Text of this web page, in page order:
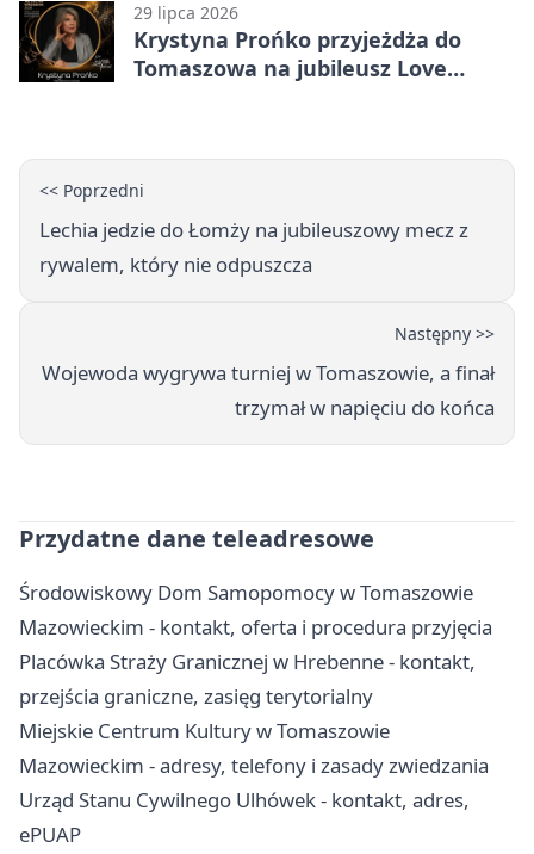
29 lipca 2026
Krystyna Prońko przyjeżdża do
Tomaszowa na jubileusz Love
<< Poprzedni
Lechia jedzie do Łomży na jubileuszowy mecz z
rywalem, który nie odpuszcza
Następny >>
Wojewoda wygrywa turniej w Tomaszowie, a finał
trzymał w napięciu do końca
Przydatne dane teleadresowe
Środowiskowy Dom Samopomocy w Tomaszowie
Mazowieckim - kontakt, oferta i procedura przyjęcia
Placówka Straży Granicznej w Hrebenne - kontakt,
przejścia graniczne, zasięg terytorialny
Miejskie Centrum Kultury w Tomaszowie
Mazowieckim - adresy, telefony i zasady zwiedzania
Urząd Stanu Cywilnego Ulhówek - kontakt, adres,
ePUAP